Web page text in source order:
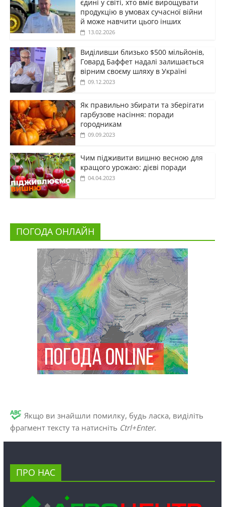
єдині у світі, хто вміє вирощувати
продукцію в умовах сучасної війни
й може навчити цього інших
13.02.2026
Виділивши близько $500 мільйонів,
Говард Баффет надалі залишається
вірним своєму шляху в Україні
09.12.2023
Як правильно збирати та зберігати
гарбузове насіння: поради
городникам
09.09.2023
Чим підживити вишню весною для
кращого урожаю: дієві поради
04.04.2023
ПОГОДА ОНЛАЙН
Якщо ви знайшли помилку, будь ласка, виділіть
фрагмент тексту та натисніть Ctrl+Enter.
ПРО НАС